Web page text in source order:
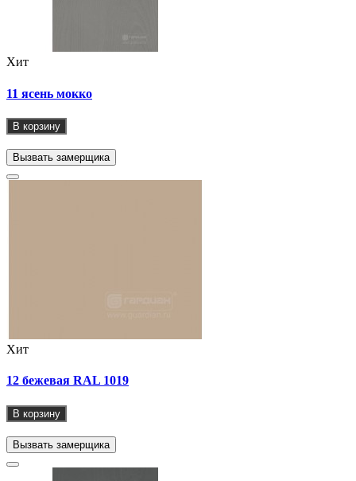
Хит
11 ясень мокко
В корзину
Вызвать замерщика
Хит
12 бежевая RAL 1019
В корзину
Вызвать замерщика